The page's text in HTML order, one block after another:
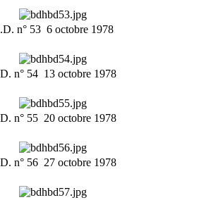
n° 53  6 octobre 1978
n° 54  13 octobre 1978
n° 55  20 octobre 1978
n° 56  27 octobre 1978